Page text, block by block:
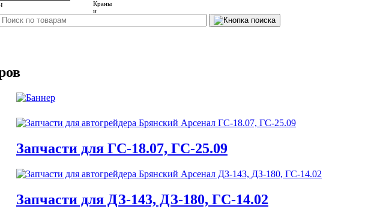
Запчасти для ГС-18.07, ГС-25.09
Запчасти для ДЗ-143, ДЗ-180, ГС-14.02